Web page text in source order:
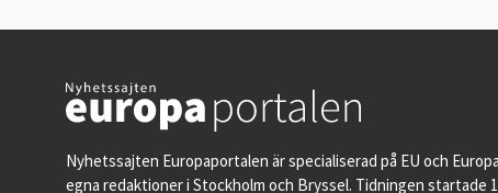
Nyhetssajten Europaportalen är specialiserad på EU och
egna redaktioner i Stockholm och Bryssel. Tidningen startade